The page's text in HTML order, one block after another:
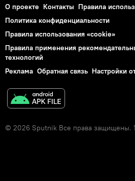
О проекте Контакты Правила
Политика конфиденциальности
Правила использования «cookie»
Правила применения
технологий
Реклама Обратная связь Настройки
© 2026 Sputnik Все права защищены.